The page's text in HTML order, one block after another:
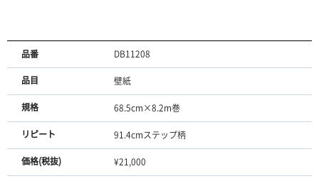
品番 DB11208
品目 壁紙
規格 68.5cm×8.2m巻
リピート 91.4cmステップ柄
価格(税抜) ¥21,000